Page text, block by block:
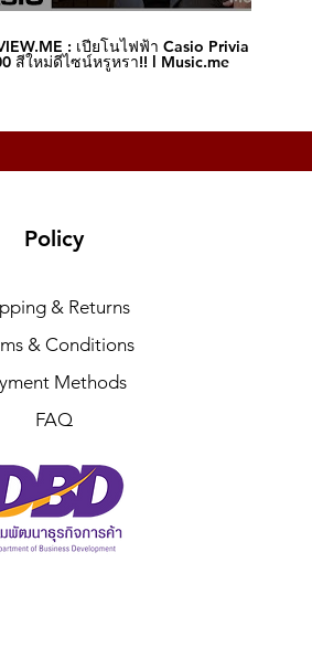
: เปียโนไฟฟ้า Casio Privia S-
สีใหม่ดีไซน์หรูหรา!! l Music.me
Policy
& Returns
& Conditions
Methods
FAQ